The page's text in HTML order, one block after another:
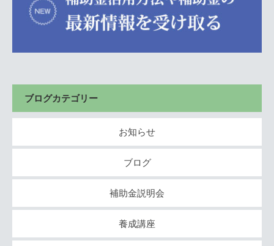
ブログカテゴリー
お知らせ
ブログ
補助金説明会
養成講座